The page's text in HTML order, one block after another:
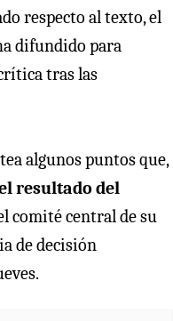
respecto al texto, el
difundido para
tras las
algunos puntos que,
resultado del
comité central de su
de decisión